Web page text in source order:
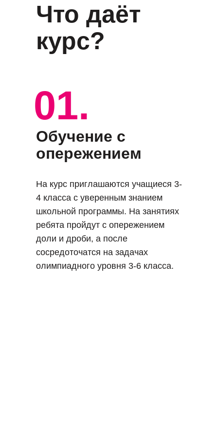
Что даёт
курс?
Обучение с
опережением
На курс приглашаются учащиеся 3-
4 класса с уверенным знанием
школьной программы. На занятиях
ребята пройдут с опережением
доли и дроби, а после
сосредоточатся на задачах
олимпиадного уровня 3-6 класса.
01.